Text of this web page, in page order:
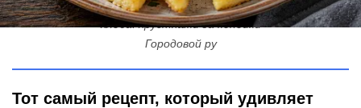
Эти картофельные лепёшки исчезают со стола быстрее
хлеба: хрустяшки за копейки
Городовой ру
Тот самый рецепт, который удивляет